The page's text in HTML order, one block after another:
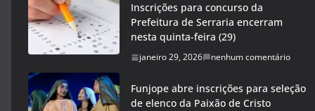
Inscrições para concurso da
Prefeitura de Serraria encerram
nesta quinta-feira (29)
janeiro 29, 2026 nenhum comentário
Funjope abre inscrições para seleção
de elenco da Paixão de Cristo